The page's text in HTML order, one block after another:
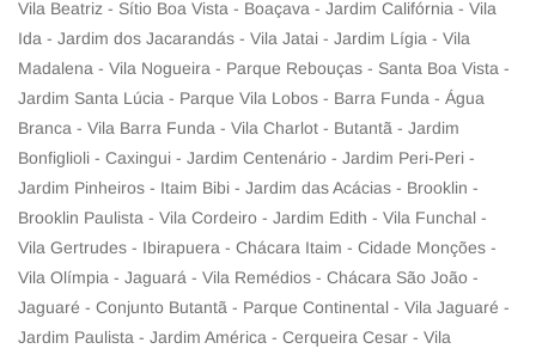
Vila Beatriz - Sítio Boa Vista - Boaçava - Jardim Califórnia - Vila
Ida - Jardim dos Jacarandás - Vila Jatai - Jardim Lígia - Vila
Madalena - Vila Nogueira - Parque Rebouças - Santa Boa Vista -
Jardim Santa Lúcia - Parque Vila Lobos - Barra Funda - Água
Branca - Vila Barra Funda - Vila Charlot - Butantã - Jardim
Bonfiglioli - Caxingui - Jardim Centenário - Jardim Peri-Peri -
Jardim Pinheiros - Itaim Bibi - Jardim das Acácias - Brooklin -
Brooklin Paulista - Vila Cordeiro - Jardim Edith - Vila Funchal -
Vila Gertrudes - Ibirapuera - Chácara Itaim - Cidade Monções -
Vila Olímpia - Jaguará - Vila Remédios - Chácara São João -
Jaguaré - Conjunto Butantã - Parque Continental - Vila Jaguaré -
Jardim Paulista - Jardim América - Cerqueira Cesar - Vila